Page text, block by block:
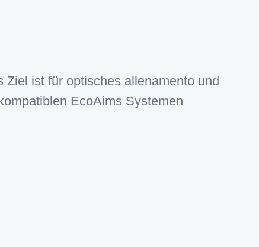
Ziel ist für optisches allenamento und
EcoAims Systemen